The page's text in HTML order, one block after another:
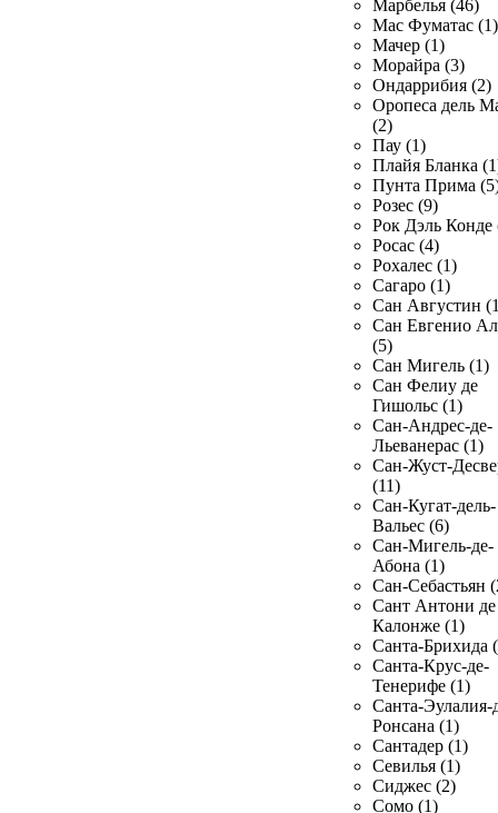
Марбелья (46)
Мас Фуматас (1)
Мачер (1)
Морайра (3)
Ондаррибия (2)
Оропеса дель
(2)
Пау (1)
Плайя Бланка
Пунта Прима
Розес (9)
Рок Дэль Конде
Росас (4)
Рохалес (1)
Сагаро (1)
Сан Августин
Сан Евгенио
(5)
Сан Мигель (1)
Сан Фелиу де
Гишольс (1)
Сан-Андрес-де-
Льеванерас (1)
Сан-Жуст-
(11)
Сан-Кугат-дель-
Вальес (6)
Сан-Мигель-де-
Абона (1)
Сан-Себастьян
Сант Антони де
Калонже (1)
Санта-Брихида
Санта-Крус-де-
Тенерифе (1)
Санта-Эулалия-
Ронсана (1)
Сантадер (1)
Севилья (1)
Сиджес (2)
Сомо (1)